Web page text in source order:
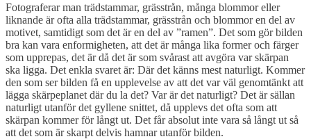
Fotograferar man trädstammar, grässtrån, många blommor eller
liknande är ofta alla trädstammar, grässtrån och blommor en del av
motivet, samtidigt som det är en del av ”ramen”. Det som gör bilden
bra kan vara enformigheten, att det är många lika former och färger
som upprepas, det är då det är som svårast att avgöra var skärpan
ska ligga. Det enkla svaret är: Där det känns mest naturligt. Kommer
den som ser bilden få en upplevelse av att det var väl genomtänkt att
lägga skärpeplanet där du la det? Var är det naturligt? Det är sällan
naturligt utanför det gyllene snittet, då upplevs det ofta som att
skärpan kommer för långt ut. Det får absolut inte vara så långt ut så
att det som är skarpt delvis hamnar utanför bilden.